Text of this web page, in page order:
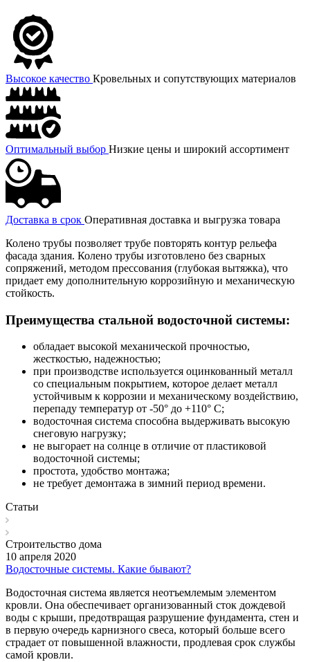
Высокое качество Кровельных и сопутствующих материалов
Оптимальный выбор Низкие цены и широкий ассортимент
Доставка в срок Оперативная доставка и выгрузка товара
Колено трубы позволяет трубе повторять контур рельефа
фасада здания. Колено трубы изготовлено без сварных
сопряжений, методом прессования (глубокая вытяжка), что
придает ему дополнительную коррозийную и механическую
стойкость.
Преимущества стальной водосточной системы:
обладает высокой механической прочностью,
жесткостью, надежностью;
при производстве используется оцинкованный металл
со специальным покрытием, которое делает металл
устойчивым к коррозии и механическому воздействию,
перепаду температур от -50° до +110° С;
водосточная система способна выдерживать высокую
снеговую нагрузку;
не выгорает на солнце в отличие от пластиковой
водосточной системы;
простота, удобство монтажа;
не требует демонтажа в зимний период времени.
Статьи
Строительство дома
10 апреля 2020
Водосточные системы. Какие бывают?
Водосточная система является неотъемлемым элементом
кровли. Она обеспечивает организованный сток дождевой
воды с крыши, предотвращая разрушение фундамента, стен и
в первую очередь карнизного свеса, который больше всего
страдает от повышенной влажности, продлевая срок службы
самой кровли.